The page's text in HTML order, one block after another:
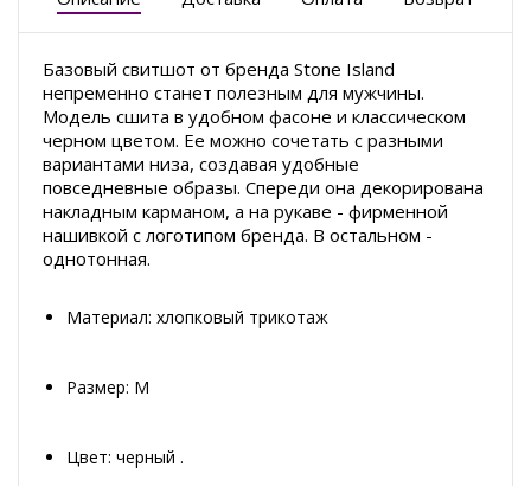
Базовый свитшот от бренда Stone Island
непременно станет полезным для мужчины.
Модель сшита в удобном фасоне и классическом
черном цветом. Ее можно сочетать с разными
вариантами низа, создавая удобные
повседневные образы. Спереди она декорирована
накладным карманом, а на рукаве - фирменной
нашивкой с логотипом бренда. В остальном -
однотонная.
Материал: хлопковый трикотаж
Размер: M
Цвет: черный .